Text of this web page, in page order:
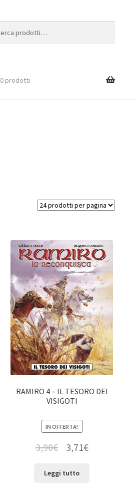
0 prodotti
RAMIRO 4 – IL TESORO DEI
VISIGOTI
IN OFFERTA!
3,90€ 3,71€
Leggi tutto